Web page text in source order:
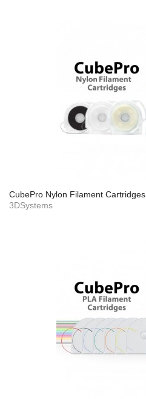
CubePro Nylon Filament Cartridges
3DSystems